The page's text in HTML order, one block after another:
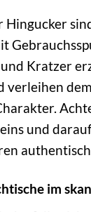
Hingucker
Kratzer
verleihen
und
im